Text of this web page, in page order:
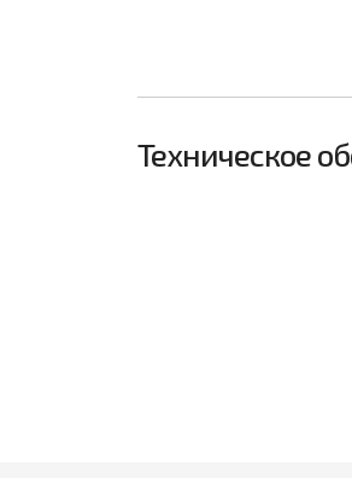
Техническое